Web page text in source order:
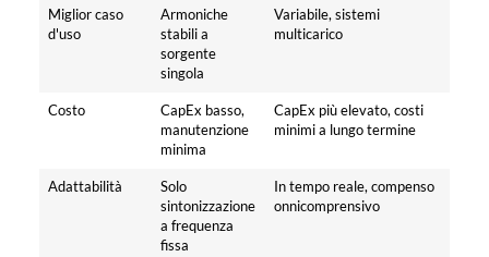
Miglior caso
d'uso
Armoniche
stabili a
sorgente
singola
Variabile, sistemi
multicarico
Costo
CapEx basso,
manutenzione
minima
CapEx più elevato, costi
minimi a lungo termine
Adattabilità
Solo
sintonizzazione
a frequenza
fissa
In tempo reale, compenso
onnicomprensivo